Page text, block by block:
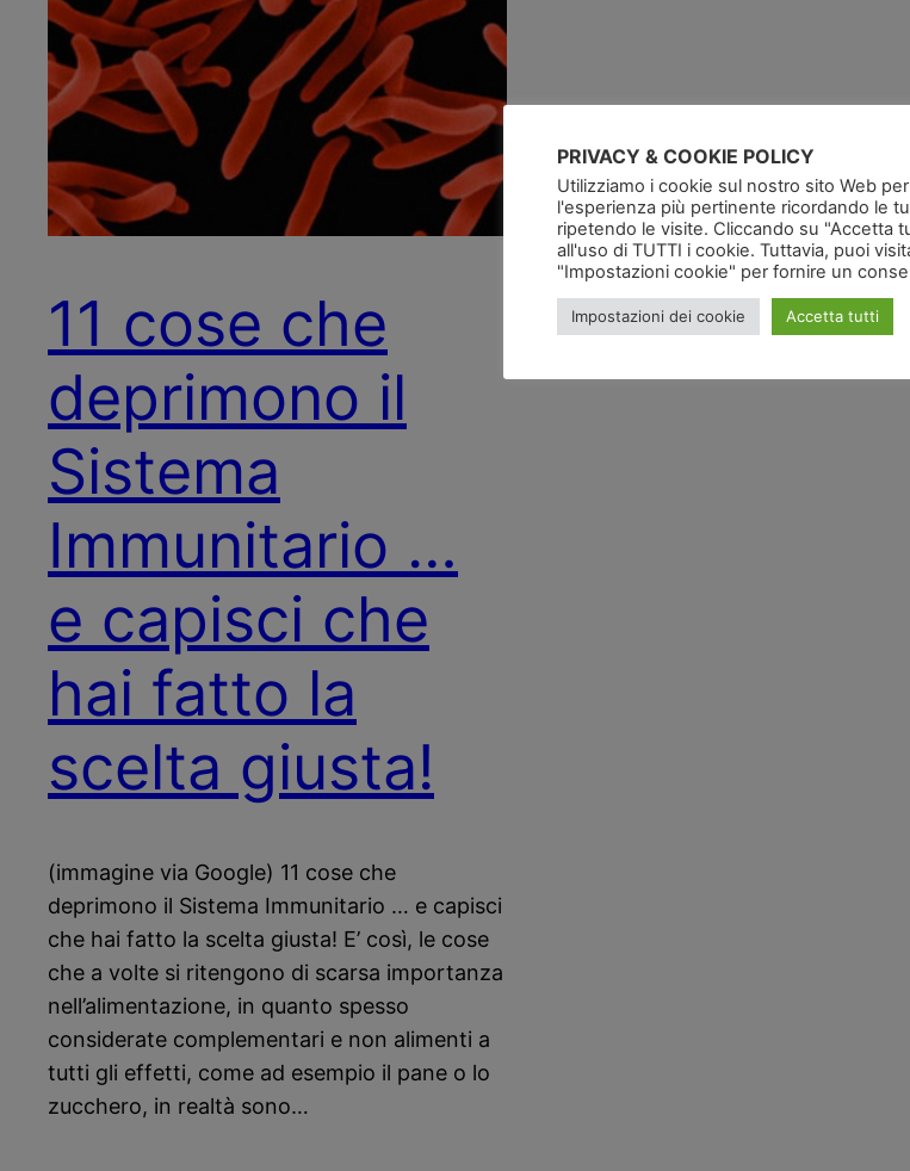
11 cose che
deprimono il
Sistema
Immunitario …
e capisci che
hai fatto la
scelta giusta!
(immagine via Google) 11 cose che
deprimono il Sistema Immunitario … e capisci
che hai fatto la scelta giusta! E’ così, le cose
che a volte si ritengono di scarsa importanza
nell’alimentazione, in quanto spesso
considerate complementari e non alimenti a
tutti gli effetti, come ad esempio il pane o lo
zucchero, in realtà sono…
PRIVACY & COOKIE POLICY
Utilizziamo i cookie sul nostro sito Web
l'esperienza più pertinente ricordando le
ripetendo le visite. Cliccando su "Accetta
all'uso di TUTTI i cookie. Tuttavia, puoi
"Impostazioni cookie" per fornire un
Impostazioni dei cookie Accetta tutti